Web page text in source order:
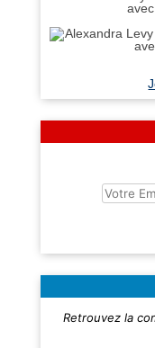
Retrouvez la